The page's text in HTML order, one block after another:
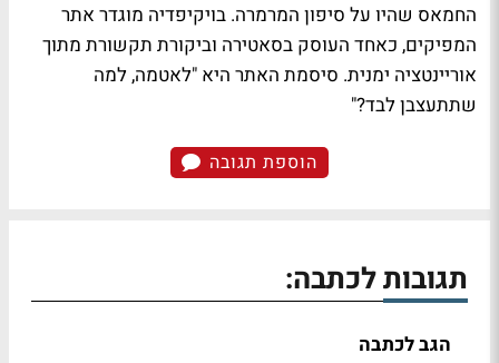
החמאס שהיו על סיפון המרמרה. בויקיפדיה מוגדר אתר
המפיקים, כאחד העוסק בסאטירה וביקורת תקשורת מתוך
אוריינטציה ימנית. סיסמת האתר היא "לאטמה, למה
שתתעצבן לבד?"
הוספת תגובה
תגובות לכתבה:
הגב לכתבה